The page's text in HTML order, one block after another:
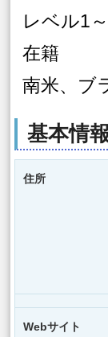
レベル1
在籍
南米、ブ
基本情報
住所
Webサイト